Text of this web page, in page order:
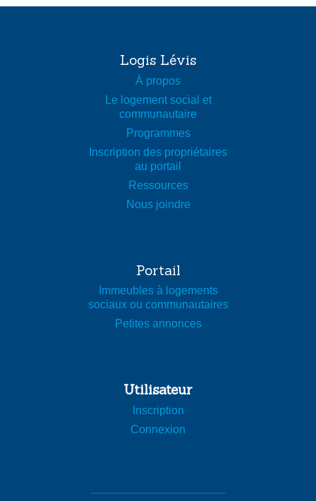
65 ans et plus sans service
Hébergement moyen terme (moins de 36 mois)
Hébergement court terme (moins de 3 mois)
Logis Lévis
À propos
Le logement social et
communautaire
Programmes
Inscription des propriétaires
au portail
Ressources
Nous joindre
Portail
Immeubles à logements
sociaux ou communautaires
Petites annonces
Utilisateur
Inscription
Connexion